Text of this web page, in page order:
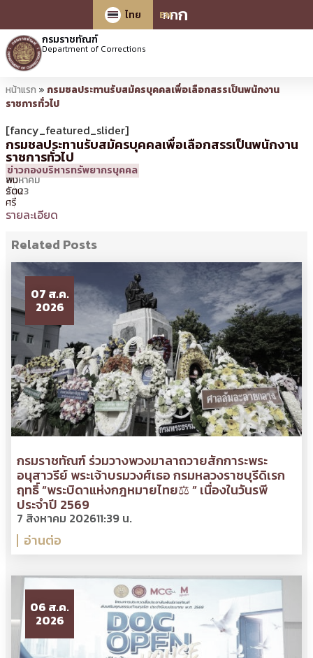
กกก
ไทย
EN
กรมราชทัณฑ์
Department of Corrections
หน้าแรก » กรมชลประทานรับสมัครบุคคลเพื่อเลือกสรรเป็นพนักงาน
ราชการทั่วไป
[fancy_featured_slider]
กรมชลประทานรับสมัครบุคคลเพื่อเลือกสรรเป็นพนักงาน
ราชการทั่วไป
9
สิงหาคม
2023
10:16 น.
โดย
ศิร
พิม
รัตน
ศรี
ข่าวกองบริหารทรัพยากรบุคคล
รายละเอียด
Related Posts
07 ส.ค.
2026
กรมราชทัณฑ์ ร่วมวางพวงมาลาถวายสักการะพระ
อนุสาวรีย์ พระเจ้าบรมวงศ์เธอ กรมหลวงราชบุรีดิเรก
ฤทธิ์ “พระบิดาแห่งกฎหมายไทย⚖ ” เนื่องในวันรพี
ประจำปี 2569
7 สิงหาคม 202611:39 น.
อ่านต่อ
06 ส.ค.
2026